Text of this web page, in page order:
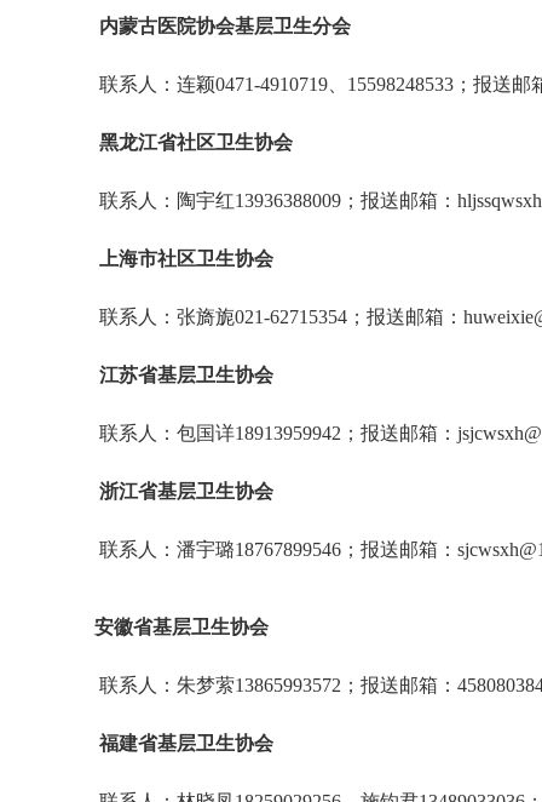
内蒙古医院协会基层卫生分会
联系人：连颖0471-4910719、15598248533；报送邮
黑龙江省社区卫生协会
联系人：陶宇红13936388009；报送邮箱：
上海市社区卫生协会
联系人：张旖旎021-62715354；报送邮箱：
江苏省基层卫生协会
联系人：包国详18913959942；报送邮箱：
浙江省基层卫生协会
联系人：潘宇璐18767899546；报送邮箱：
安徽省基层卫生协会
联系人：朱梦萦13865993572；报送邮箱：
福建省基层卫生协会